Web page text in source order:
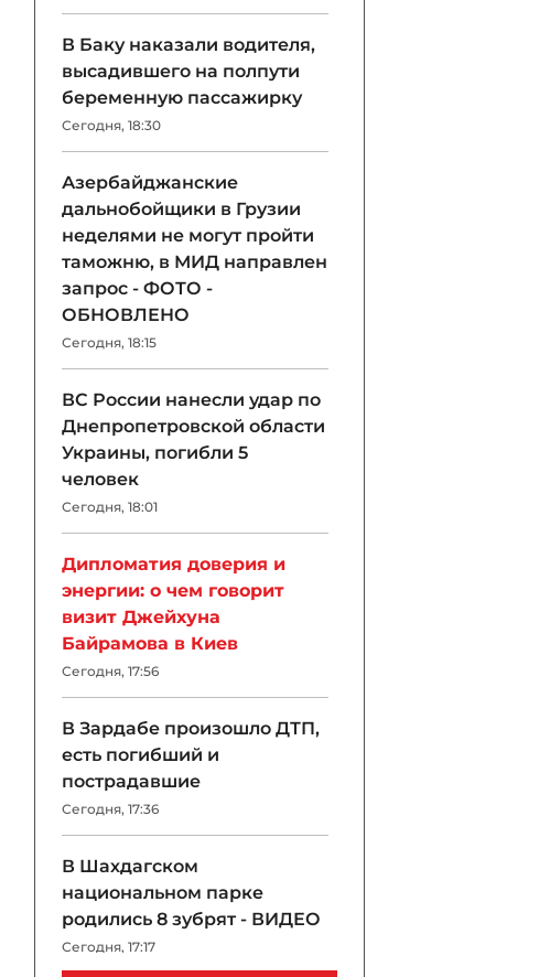
В Баку наказали водителя,
высадившего на полпути
беременную пассажирку
Сегодня, 18:30
Азербайджанские
дальнобойщики в Грузии
неделями не могут пройти
таможню, в МИД направлен
запрос - ФОТО -
ОБНОВЛЕНО
Сегодня, 18:15
ВС России нанесли удар по
Днепропетровской области
Украины, погибли 5
человек
Сегодня, 18:01
Дипломатия доверия и
энергии: о чем говорит
визит Джейхуна
Байрамова в Киев
Сегодня, 17:56
В Зардабе произошло ДТП,
есть погибший и
пострадавшие
Сегодня, 17:36
В Шахдагском
национальном парке
родились 8 зубрят - ВИДЕО
Сегодня, 17:17